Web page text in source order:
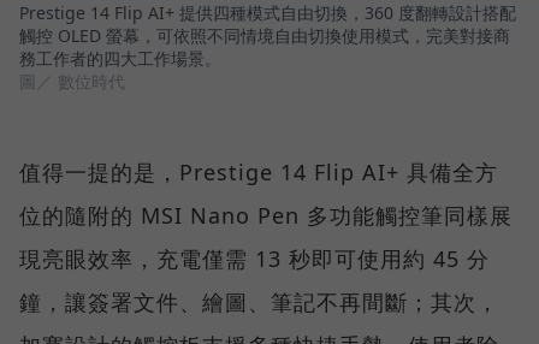
Prestige 14 Flip AI+ 提供四種模式自由切換，360 度翻轉設計搭配
觸控 OLED 螢幕，可依照不同情境自由切換使用模式，完美對接商
務工作者的四大工作場景。
圖／ 數位時代
值得一提的是，Prestige 14 Flip AI+ 具備全方
位的隨附的 MSI Nano Pen 多功能觸控筆同樣展
現亮眼效率，充電僅需 13 秒即可使用約 45 分
鐘，讓簽署文件、繪圖、筆記不再間斷；其次，